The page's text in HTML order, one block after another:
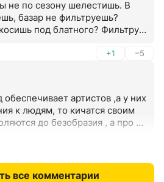
не по сезону шелестишь. В
базар не фильтруешь?
под блатного? Фильтруй
+1 –5
артистов ,а у них
к людям, то кичатся своим
до безобразия , а про
все комментарии